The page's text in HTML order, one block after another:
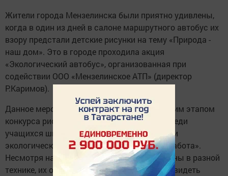
Жители города Мензелинска были приятно удивлены,
когда в один из дней в салоне маршрутного автобус их
взору предстали детские рисунки на тему «Природа -
наш дом». Это в городе проходила акция
«Экологический автобус», организованная при
содействии ООО «Мензелинское АТП» (директор
Р.Каримов).
Данное мероприятие являлось завершающим этапом
конкурса рисунков, который проводился среди
учащихся школ города в рамках реализации
экологического проекта «Мой город - моя забота».
Несмотря на то, что рисунки были выполнены в разной
технике, их объединяло одно - стремление увидеть